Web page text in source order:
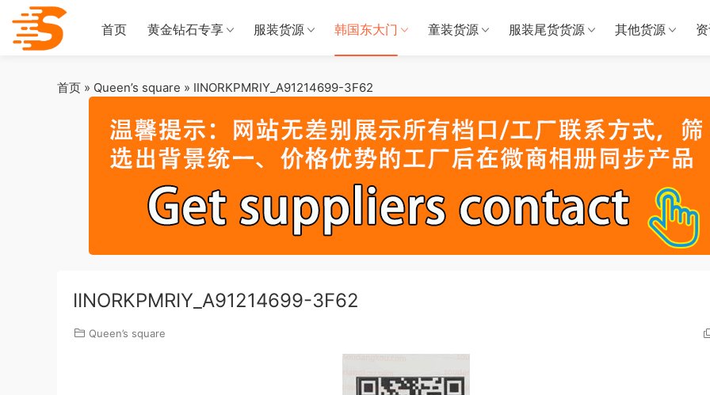
首页 黄金钻石专享 服装货源 韩国东大门 童装货源 服装尾货货源 其他货源
首页 » Queen’s square » IINORKPMRIY_A91214699-3F62
IINORKPMRIY_A91214699-3F62
Queen’s square